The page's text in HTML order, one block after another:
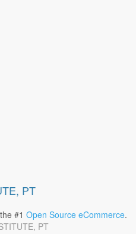
PT
#1 Open Source eCommerce.
PT